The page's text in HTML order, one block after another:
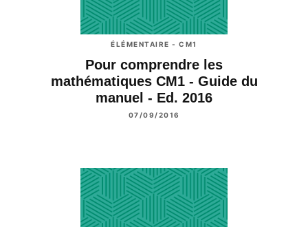
ÉLÉMENTAIRE - CM1
Pour comprendre les
mathématiques CM1 - Guide du
manuel - Ed. 2016
07/09/2016